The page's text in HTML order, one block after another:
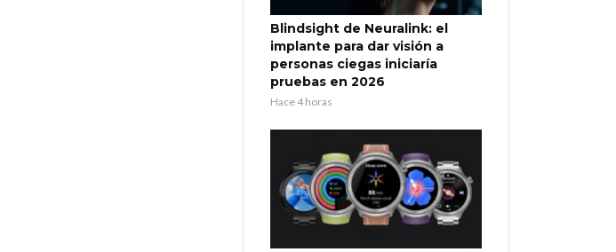
Blindsight de Neuralink: el
implante para dar visión a
personas ciegas iniciaría
pruebas en 2026
Hace 4 horas